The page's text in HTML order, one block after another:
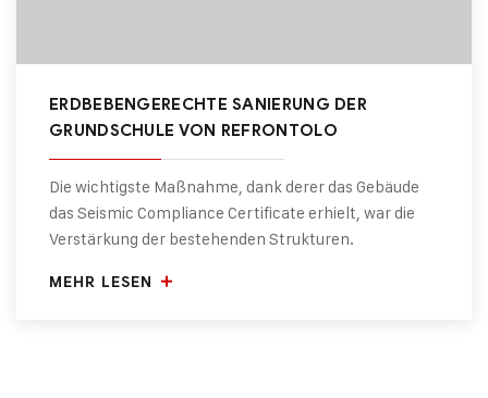
ERDBEBENGERECHTE SANIERUNG DER
GRUNDSCHULE VON REFRONTOLO
Die wichtigste Maßnahme, dank derer das Gebäude
das Seismic Compliance Certificate erhielt, war die
Verstärkung der bestehenden Strukturen.
MEHR LESEN